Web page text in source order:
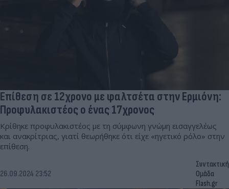
Επίθεση σε 12χρονο με φαλτσέτα στην Ερμιόνη:
Προφυλακιστέος ο ένας 17χρονος
Κρίθηκε προφυλακιστέος με τη σύμφωνη γνώμη εισαγγελέως
και ανακρίτριας, γιατί θεωρήθηκε ότι είχε «ηγετικό ρόλο» στην
επίθεση.
26.09.2024 23:52
Συντακτική
Ομάδα
Flash.gr